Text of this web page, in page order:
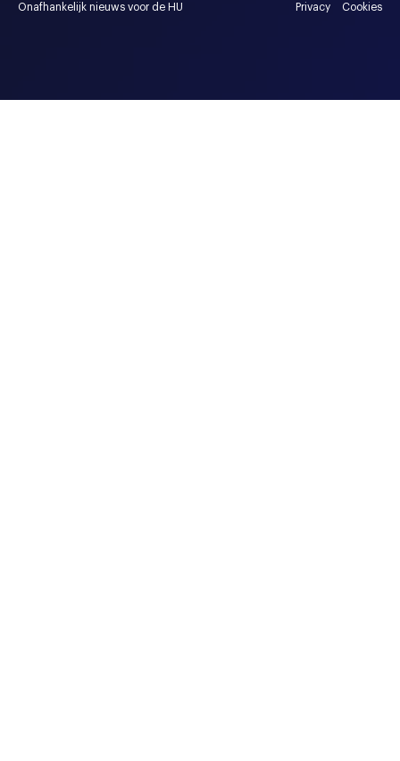
Onafhankelijk nieuws voor de HU Privacy Cookies